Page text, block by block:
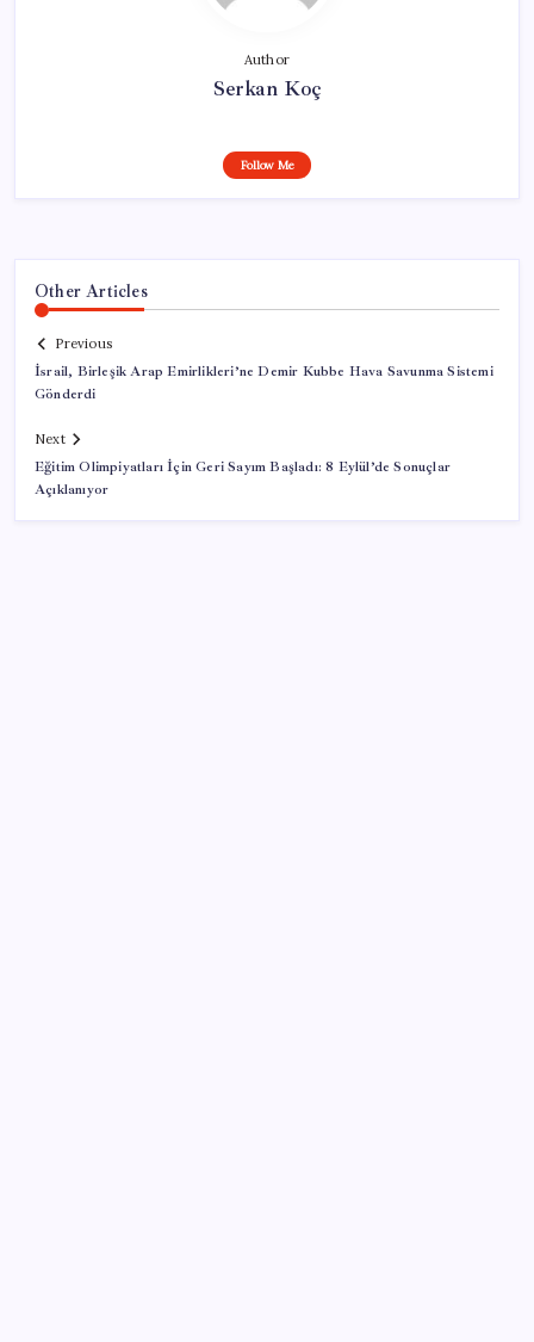
Author
Serkan Koç
Follow Me
Other Articles
Previous
İsrail, Birleşik Arap Emirlikleri’ne Demir Kubbe Hava Savunma Sistemi
Gönderdi
Next
Eğitim Olimpiyatları İçin Geri Sayım Başladı: 8 Eylül’de Sonuçlar
Açıklanıyor